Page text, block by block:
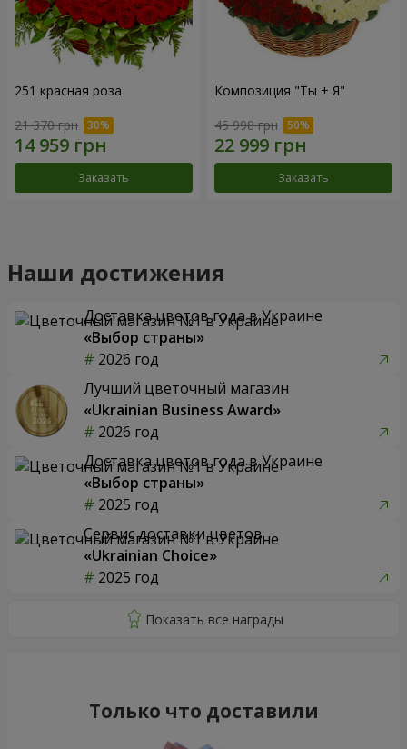
251 красная роза
21 370 грн
Заказать
Композиция "Ты + Я"
45 998 грн
Заказать
Наши достижения
Доставка цветов года в Украине
«Выбор страны»
2026 год
Лучший цветочный магазин
«Ukrainian Business Award»
2026 год
Доставка цветов года в Украине
«Выбор страны»
2025 год
Сервис доставки цветов
«Ukrainian Choice»
2025 год
Только что доставили